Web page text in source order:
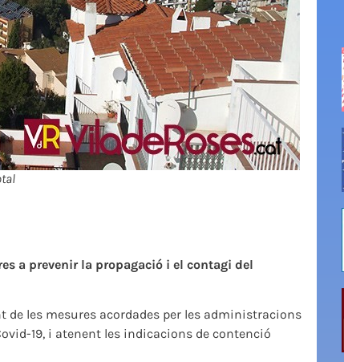
a prevenir la propagació i el contagi del
de les mesures acordades per les administracions
19, i atenent les indicacions de contenció